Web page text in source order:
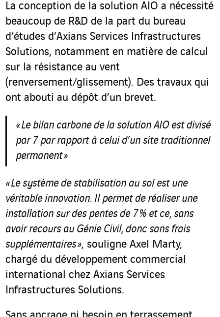
La conception de la solution AIO a nécessité
beaucoup de R&D de la part du bureau
d’études d’Axians Services Infrastructures
Solutions, notamment en matière de calcul
sur la résistance au vent
(renversement/glissement). Des travaux qui
ont abouti au dépôt d’un brevet.
«Le bilan carbone de la solutionAIO est divisé
par 7 par rapport à celui d’un site traditionnel
permanent »
« Le système de stabilisation au sol est une
véritable innovation. Il permet de réaliser une
installation sur des pentes de 7 % et ce, sans
avoir recours au Génie Civil, donc sans frais
supplémentaires », souligne Axel Marty,
chargé du développement commercial
international chez Axians Services
Infrastructures Solutions.